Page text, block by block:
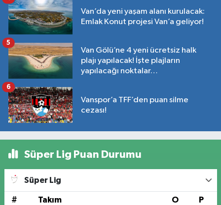
Van’da yeni yaşam alanı kurulacak:
Emlak Konut projesi Van’a geliyor!
Van Gölü’ne 4 yeni ücretsiz halk
plajı yapılacak! İşte plajların
yapılacağı noktalar…
5
Vanspor’a TFF’den puan silme
cezası!
6
Süper Lig Puan Durumu
Süper Lig
# Takım O P